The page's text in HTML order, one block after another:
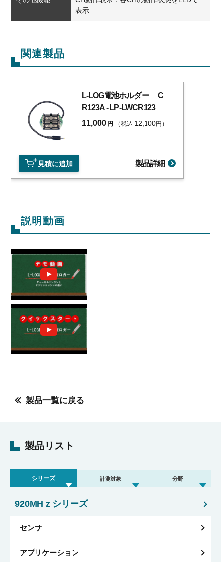
製品リスト
シリーズ 計測対象 分野
920MHｚシリーズ
センサ
アプリケーション
表示
関連製品
L-LOG電池ホルダー
C
R123A- LP-LWCR123
11,000円 （税込 12,100円）
見積に追加 製品詳細
説明動画
製品一覧に戻る